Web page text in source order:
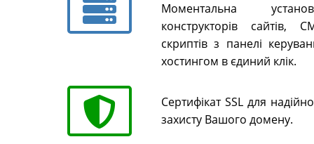
Моментальна
конструкторів сайтів,
скриптів з панелі
хостингом в єдиний клік.
Сертифікат SSL для
захисту Вашого домену.